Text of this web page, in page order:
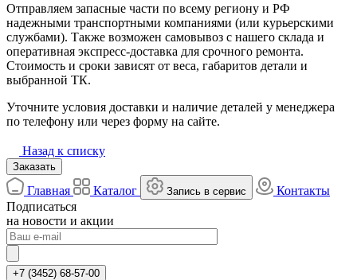
Отправляем запасные части по всему региону и РФ
надежными транспортными компаниями (или курьерскими
службами). Также возможен самовывоз с нашего склада и
оперативная экспресс-доставка для срочного ремонта.
Стоимость и сроки зависят от веса, габаритов детали и
выбранной ТК.
Уточните условия доставки и наличие деталей у менеджера
по телефону или через форму на сайте.
Назад к списку
Заказать
Главная Каталог Запись в сервис
Контакты
Подписаться
на новости и акции
+7 (3452) 68-57-00